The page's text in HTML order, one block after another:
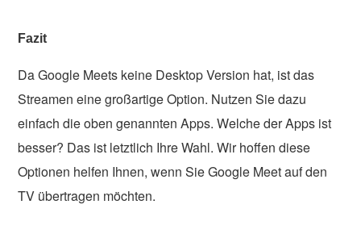
Fazit
Da Google Meets keine Desktop Version hat, ist das
Streamen eine großartige Option. Nutzen Sie dazu
einfach die oben genannten Apps. Welche der Apps ist
besser? Das ist letztlich Ihre Wahl. Wir hoffen diese
Optionen helfen Ihnen, wenn Sie Google Meet auf den
TV übertragen möchten.